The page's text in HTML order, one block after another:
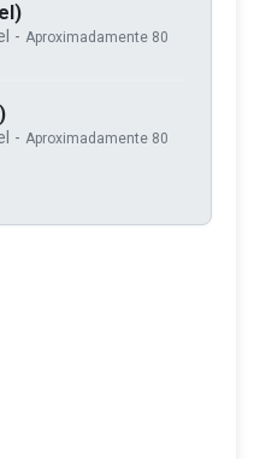
- Aproximadamente 80
- Aproximadamente 80